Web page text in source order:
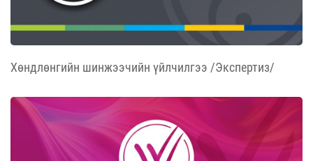
Хөндлөнгийн шинжээчийн үйлчилгээ /Экспертиз/